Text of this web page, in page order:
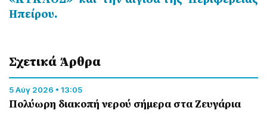
Ηπείρου.
Σχετικά Άρθρα
5 Αύγ 2026 • 13:05
Πολύωρη διακοπή νερού σήμερα στα Ζευγάρια